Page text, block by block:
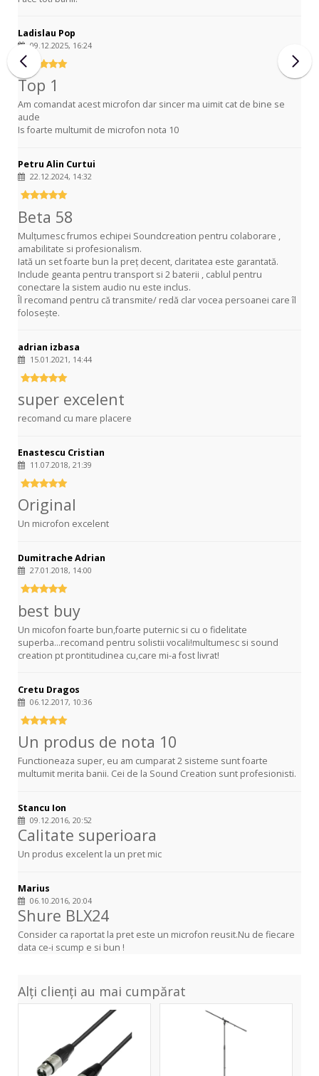
Ladislau Pop
09.12.2025, 16:24
Top 1
Am comandat acest microfon dar sincer ma uimit cat de bine se
aude
Is foarte multumit de microfon nota 10
Petru Alin Curtui
22.12.2024, 14:32
Beta 58
Mulțumesc frumos echipei Soundcreation pentru colaborare ,
amabilitate si profesionalism.
Iată un set foarte bun la preț decent, claritatea este garantată.
Include geanta pentru transport si 2 baterii , cablul pentru
conectare la sistem audio nu este inclus.
Îl recomand pentru că transmite/ redă clar vocea persoanei care îl
folosește.
adrian izbasa
15.01.2021, 14:44
super excelent
recomand cu mare placere
Enastescu Cristian
11.07.2018, 21:39
Original
Un microfon excelent
Dumitrache Adrian
27.01.2018, 14:00
best buy
Un micofon foarte bun,foarte puternic si cu o fidelitate
superba...recomand pentru solistii vocali!multumesc si sound
creation pt prontitudinea cu,care mi-a fost livrat!
Cretu Dragos
06.12.2017, 10:36
Un produs de nota 10
Functioneaza super, eu am cumparat 2 sisteme sunt foarte
multumit merita banii. Cei de la Sound Creation sunt profesionisti.
Stancu Ion
09.12.2016, 20:52
Calitate superioara
Un produs excelent la un pret mic
Marius
06.10.2016, 20:04
Shure BLX24
Consider ca raportat la pret este un microfon reusit.Nu de fiecare
data ce-i scump e si bun !
Alți clienți au mai cumpărat